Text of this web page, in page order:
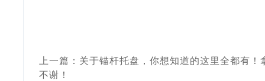
上一篇：关于锚杆托盘，你想知道的这里全都有！
不谢！